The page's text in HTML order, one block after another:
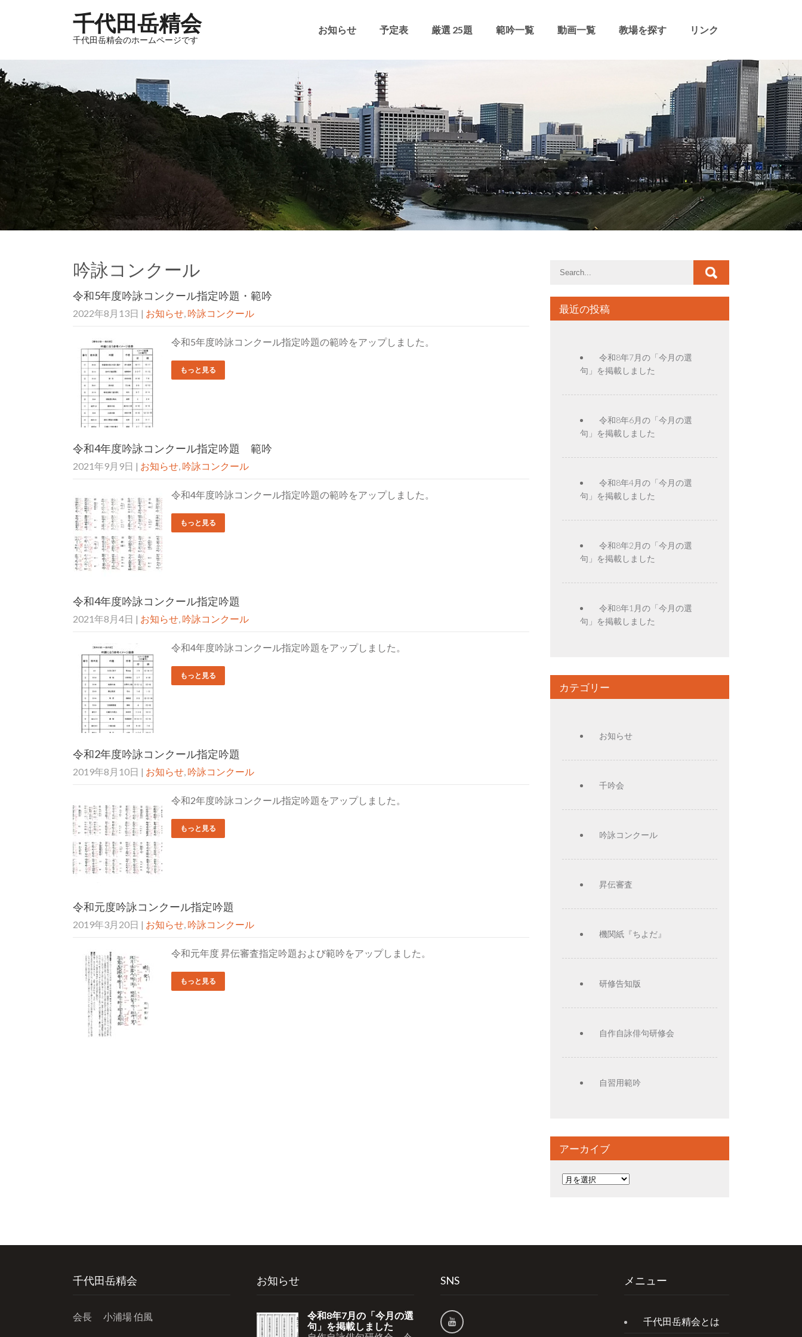
千代田岳精会
千代田岳精会のホームページです
お知らせ 予定表 厳選 25題 範吟一覧 動画一覧 教場を探す リンク
吟詠コンクール
令和5年度吟詠コンクール指定吟題・範吟
2022年8月13日 | お知らせ, 吟詠コンクール
令和5年度吟詠コンクール指定吟題の範吟をアップしました。
もっと見る
令和4年度吟詠コンクール指定吟題 範吟
2021年9月9日 | お知らせ, 吟詠コンクール
令和4年度吟詠コンクール指定吟題の範吟をアップしました。
もっと見る
令和4年度吟詠コンクール指定吟題
2021年8月4日 | お知らせ, 吟詠コンクール
令和4年度吟詠コンクール指定吟題をアップしました。
もっと見る
令和2年度吟詠コンクール指定吟題
2019年8月10日 | お知らせ, 吟詠コンクール
令和2年度吟詠コンクール指定吟題をアップしました。
もっと見る
令和元度吟詠コンクール指定吟題
2019年3月20日 | お知らせ, 吟詠コンクール
令和元年度 昇伝審査指定吟題および範吟をアップしました。
もっと見る
最近の投稿
令和8年7月の「今月の選
句」を掲載しました
令和8年6月の「今月の選
句」を掲載しました
令和8年4月の「今月の選
句」を掲載しました
令和8年2月の「今月の選
句」を掲載しました
令和8年1月の「今月の選
句」を掲載しました
カテゴリー
お知らせ
千吟会
吟詠コンクール
昇伝審査
機関紙『ちよだ』
研修告知版
自作自詠俳句研修会
自習用範吟
アーカイブ
ア
千代田岳精会
会長 小浦場 伯風
お知らせ
令和8年7月の「今月の選
句」を掲載しました
SNS メニュー
千代田岳精会とは